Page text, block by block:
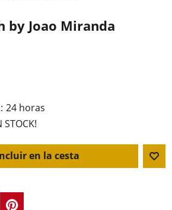
by Joao Miranda
24 horas
STOCK!
en la cesta